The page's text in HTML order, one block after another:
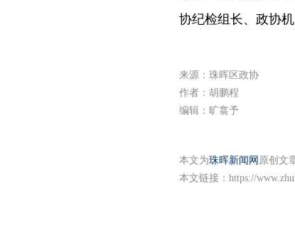
协纪检组长、政协
来源：珠晖区政协
作者：胡鹏程
编辑：旷翕予
本文为珠晖新闻网 原创文
本文链接： https://